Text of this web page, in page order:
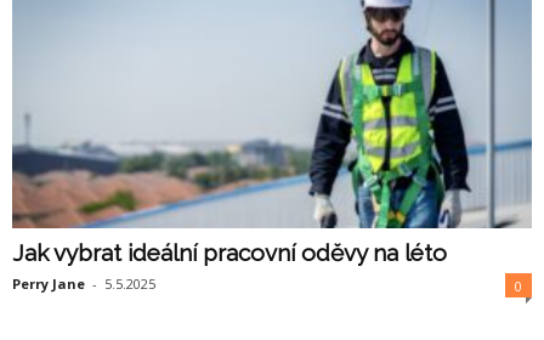
Jak vybrat ideální pracovní oděvy na léto
Perry Jane - 5.5.2025 0